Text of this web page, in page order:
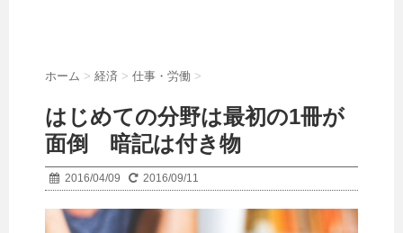
ホーム > 経済 > 仕事・労働 >
はじめての分野は最初の1冊が
面倒 暗記は付き物
2016/04/09 2016/09/11